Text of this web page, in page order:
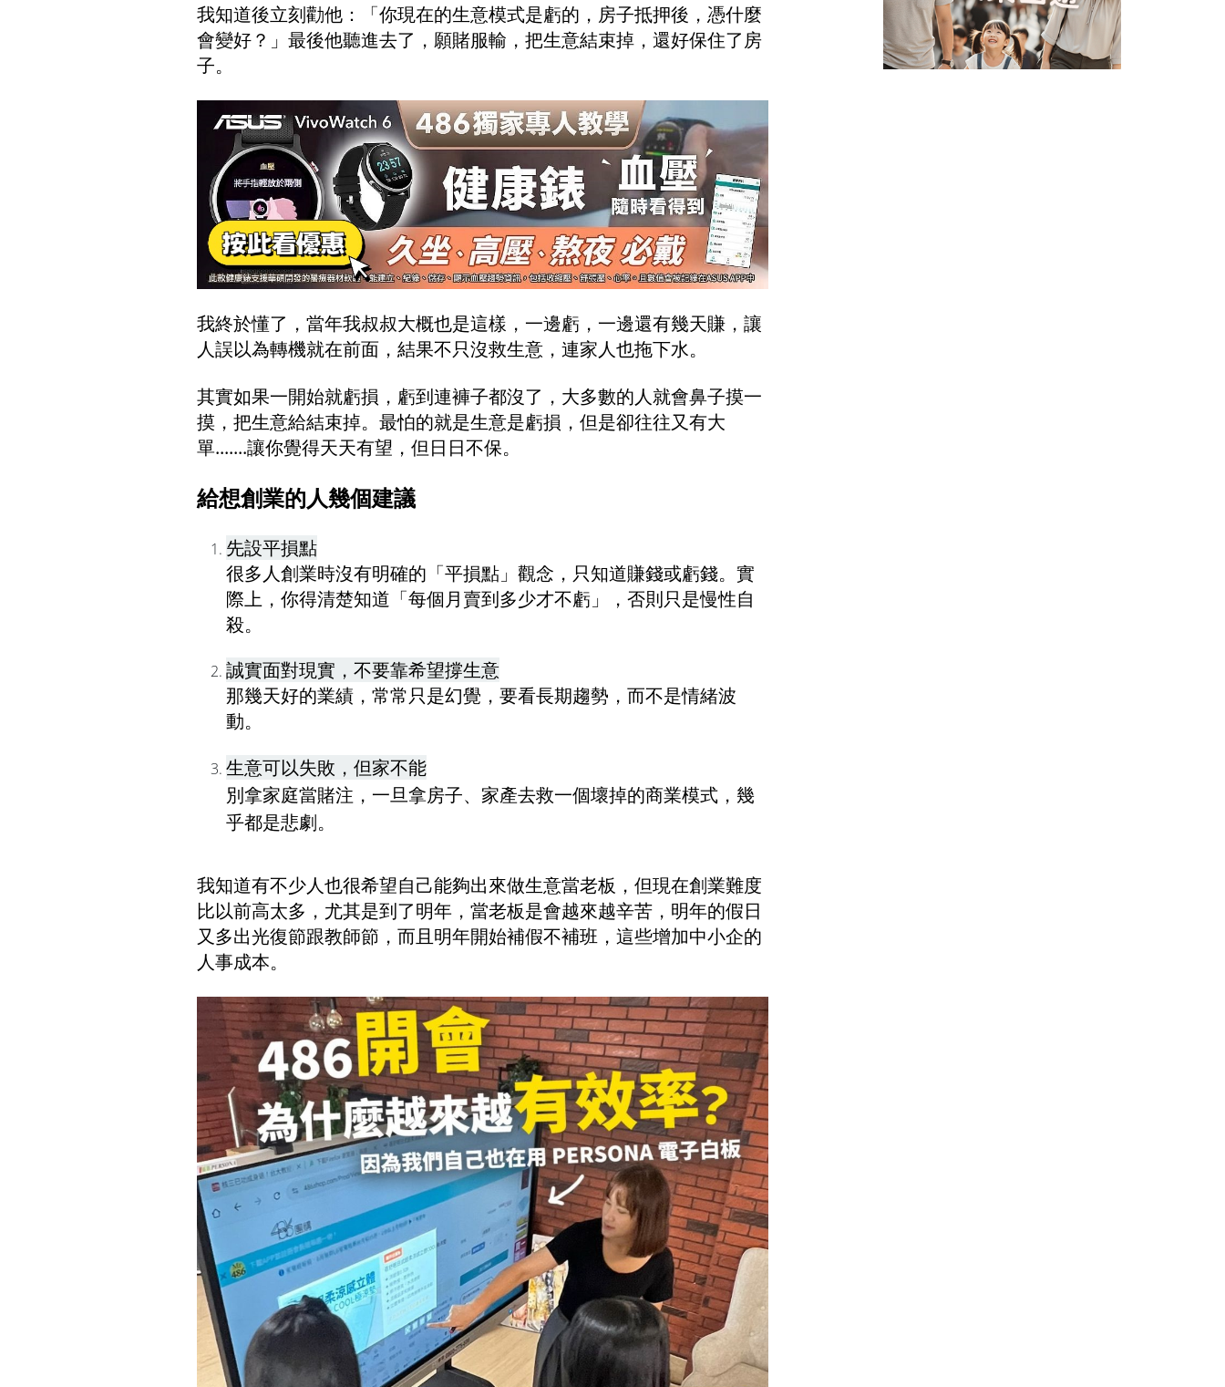
我知道後立刻勸他：「你現在的生意模式是虧的，房子抵押後，憑什麼
會變好？」最後他聽進去了，願賭服輸，把生意結束掉，還好保住了房
子。
我終於懂了，當年我叔叔大概也是這樣，一邊虧，一邊還有幾天賺，讓
人誤以為轉機就在前面，結果不只沒救生意，連家人也拖下水。
其實如果一開始就虧損，虧到連褲子都沒了，大多數的人就會鼻子摸一
摸，把生意給結束掉。最怕的就是生意是虧損，但是卻往往又有大
單.......讓你覺得天天有望，但日日不保。
給想創業的人幾個建議
先設平損點
很多人創業時沒有明確的「平損點」觀念，只知道賺錢或虧錢。實
際上，你得清楚知道「每個月賣到多少才不虧」，否則只是慢性自
殺。
誠實面對現實，不要靠希望撐生意
那幾天好的業績，常常只是幻覺，要看長期趨勢，而不是情緒波
動。
生意可以失敗，但家不能
別拿家庭當賭注，一旦拿房子、家產去救一個壞掉的商業模式，幾
乎都是悲劇。
我知道有不少人也很希望自己能夠出來做生意當老板，但現在創業難度
比以前高太多，尤其是到了明年，當老板是會越來越辛苦，明年的假日
又多出光復節跟教師節，而且明年開始補假不補班，這些增加中小企的
人事成本。